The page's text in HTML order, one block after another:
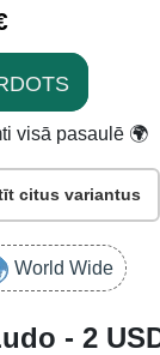
visā pasaulē 🌍
citus variantus
World Wide
- 2